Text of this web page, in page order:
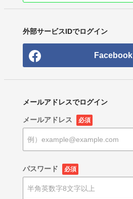
外部サービスIDでログイン
Facebook
メールアドレスでログイン
メールアドレス 必須
パスワード 必須